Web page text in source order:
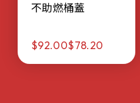
不助燃桶蓋
$92.00$78.20